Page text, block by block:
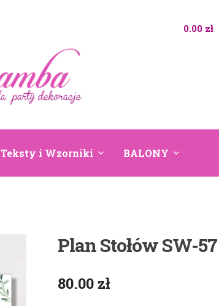
0.00 zł
Teksty i Wzorniki BALONY
Plan Stołów SW-57
80.00 zł